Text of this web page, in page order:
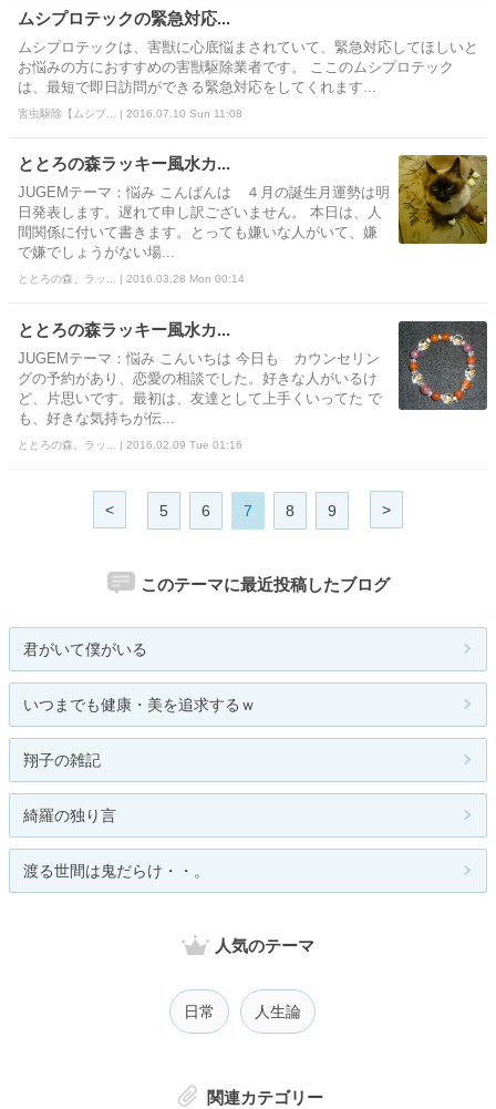
ムシプロテックの緊急対応...
ムシプロテックは、害獣に心底悩まされていて、緊急対応してほしいと
お悩みの方におすすめの害獣駆除業者です。 ここのムシプロテック
は、最短で即日訪問ができる緊急対応をしてくれます...
害虫駆除【ムシプ... | 2016.07.10 Sun 11:08
ととろの森ラッキー風水カ...
JUGEMテーマ：悩み こんばんは ４月の誕生月運勢は明
日発表します。遅れて申し訳ございません。 本日は、人
間関係に付いて書きます。とっても嫌いな人がいて、嫌
で嫌でしょうがない場...
ととろの森、ラッ... | 2016.03.28 Mon 00:14
ととろの森ラッキー風水カ...
JUGEMテーマ：悩み こんいちは 今日も カウンセリン
グの予約があり、恋愛の相談でした。好きな人がいるけ
ど、片思いです。最初は、友達として上手くいってた で
も、好きな気持ちが伝...
ととろの森、ラッ... | 2016.02.09 Tue 01:16
< 5 6 7 8 9 >
このテーマに最近投稿したブログ
君がいて僕がいる
いつまでも健康・美を追求するｗ
翔子の雑記
綺羅の独り言
渡る世間は鬼だらけ・・。
人気のテーマ
日常 人生論
関連カテゴリー